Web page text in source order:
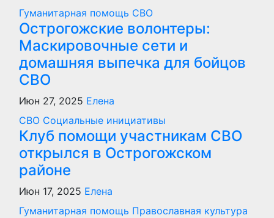
Гуманитарная помощь СВО
Острогожские волонтеры:
Маскировочные сети и
домашняя выпечка для бойцов
СВО
Июн 27, 2025 Елена
СВО Социальные инициативы
Клуб помощи участникам СВО
открылся в Острогожском
районе
Июн 17, 2025 Елена
Гуманитарная помощь Православная культура